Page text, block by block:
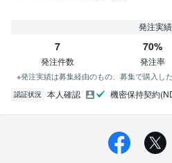
発注実績
7
発注件数
70%
発注率
※発注実績は募集経由のもの、募集で購入し
認証状況 本人確認 機密保持契約